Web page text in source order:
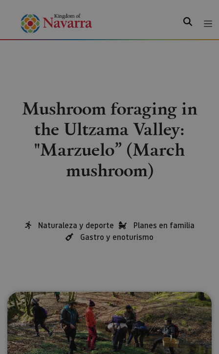
Search
Mushroom foraging in
the Ultzama Valley:
"Marzuelo” (March
mushroom)
Naturaleza y deporte
Planes en familia
Gastro y enoturismo